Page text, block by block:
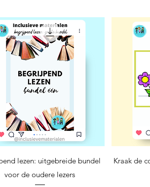
Snel overzicht
lezen: uitgebreide bundel
voor de oudere lezers
Kraak de